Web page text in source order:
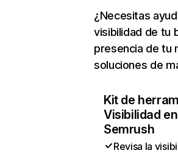
¿Necesitas
visibilidad de tu
presencia de tu
soluciones de
Kit de
Visibilidad
Semrush
Revisa la